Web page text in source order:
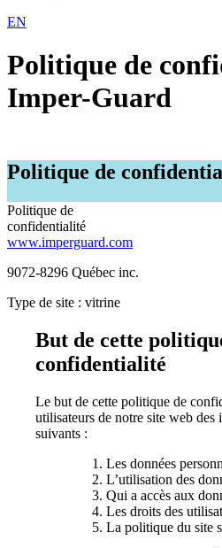
EN
Politique de
Imper-Guard
Politique de
Politique de
confidentialité
www.imperguard.com
9072-8296 Québec inc.
Type de site : vitrine
But de cette
confidentialité
Le but de cette politique de
utilisateurs de notre site web des
suivants :
Les données
L’utilisation des
Qui a accès aux
Les droits des
La politique du site